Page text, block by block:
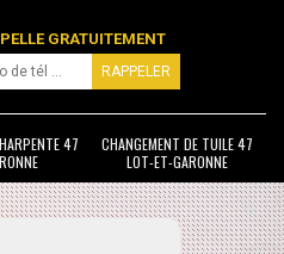
GRATUITEMENT
47
CHANGEMENT DE TUILE 47
LOT-ET-GARONNE